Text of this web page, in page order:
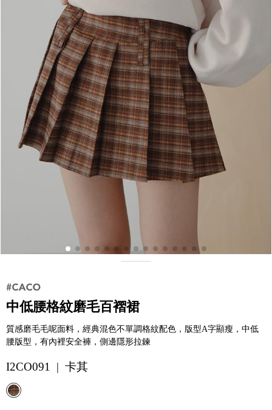
中低腰格紋磨毛百褶裙
質感磨毛毛呢面料，經典混色不單調格紋配色，版型A字顯瘦，中低
腰版型，有內裡安全褲，側邊隱形拉鍊
I2CO091 | 卡其